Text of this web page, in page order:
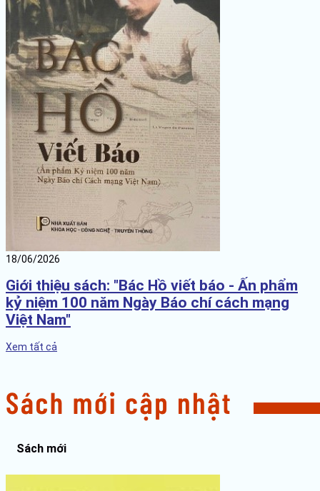
18/06/2026
Giới thiệu sách: "Bác Hồ viết báo - Ấn phẩm
kỷ niệm 100 năm Ngày Báo chí cách mạng
Việt Nam"
Xem tất cả
Sách mới